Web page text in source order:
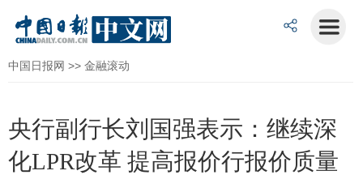
中国日报网 >> 金融滚动
央行副行长刘国强表示：继续深
化LPR改革 提高报价行报价质量